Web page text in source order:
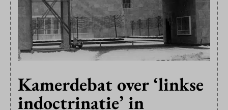
Kamerdebat over ‘linkse
indoctrinatie’ in